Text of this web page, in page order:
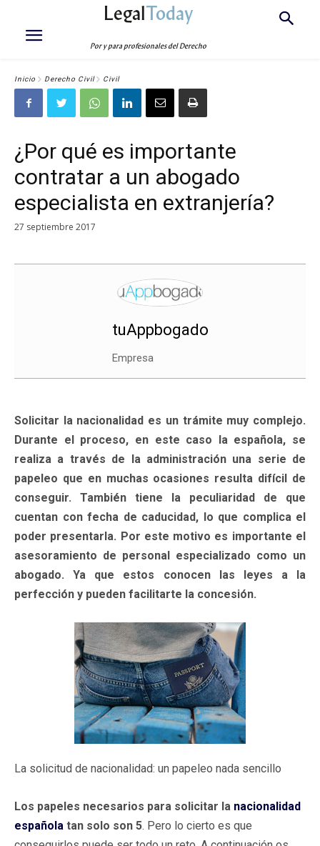
LegalToday
Por y para profesionales del Derecho
Inicio Derecho Civil Civil
¿Por qué es importante
contratar a un abogado
especialista en extranjería?
27 septiembre 2017
tuAppbogado
Empresa
Solicitar la nacionalidad es un trámite muy complejo.
Durante el proceso, en este caso la española, se
realiza a través de la administración una serie de
papeleo que en muchas ocasiones resulta difícil de
conseguir. También tiene la peculiaridad de que
cuentan con fecha de caducidad, lo que complica el
poder presentarla. Por este motivo es importante el
asesoramiento de personal especializado como un
abogado. Ya que estos conocen las leyes a la
perfección y pueden facilitarte la concesión.
La solicitud de nacionalidad: un papeleo nada sencillo
Los papeles necesarios para solicitar la nacionalidad
española tan solo son 5. Pero lo cierto es que